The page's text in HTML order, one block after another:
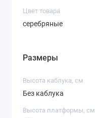
Цвет товара
серебряные
Размеры
Высота каблука, см
Без каблука
Высота платформы, см